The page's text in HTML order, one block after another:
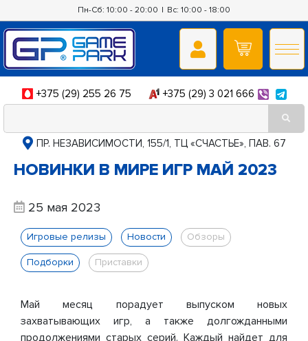
Пн-Сб: 10:00 - 20:00 | Вс: 10:00 - 18:00
+375 (29) 255 26 75 +375 (29) 3 021 666
ПР. НЕЗАВИСИМОСТИ, 155/1, ТЦ «СЧАСТЬЕ», ПАВ. 67
НОВИНКИ В МИРЕ ИГР МАЙ 2023
25 мая 2023
Игровые релизы Новости Обзоры
Подборки Приставки
Май месяц порадует выпуском новых
захватывающих игр, а также долгожданными
продолжениями старых серий. Каждый найдет для